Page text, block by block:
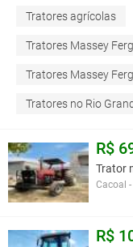
Tratores agrícolas
Tratores Massey
Tratores Massey
Tratores no Rio
R$
Trator
Cacoal
R$